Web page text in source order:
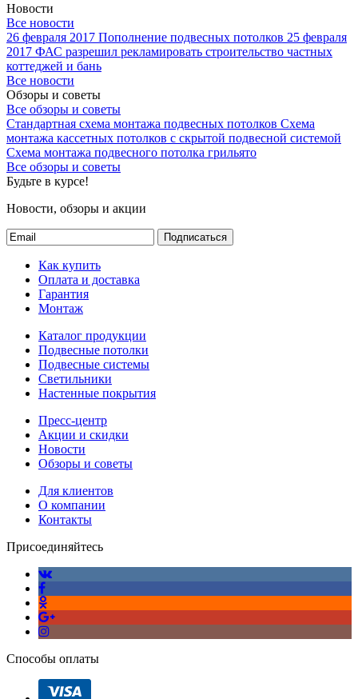
Новости
Все новости
26 февраля 2017 Пополнение подвесных потолков 25 февраля
2017 ФАС разрешил рекламировать строительство частных
коттеджей и бань
Все новости
Обзоры и советы
Все обзоры и советы
Стандартная схема монтажа подвесных потолков Схема
монтажа кассетных потолков с скрытой подвесной системой
Схема монтажа подвесного потолка грильято
Все обзоры и советы
Будьте в курсе!
Новости, обзоры и акции
Подписаться
Как купить
Оплата и доставка
Гарантия
Монтаж
Каталог продукции
Подвесные потолки
Подвесные системы
Светильники
Настенные покрытия
Пресс-центр
Акции и скидки
Новости
Обзоры и советы
Для клиентов
О компании
Контакты
Присоединяйтесь
Способы оплаты